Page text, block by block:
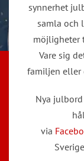
synnerhet
samla och
möjligheter
Vare sig
familjen eller
Nya
via